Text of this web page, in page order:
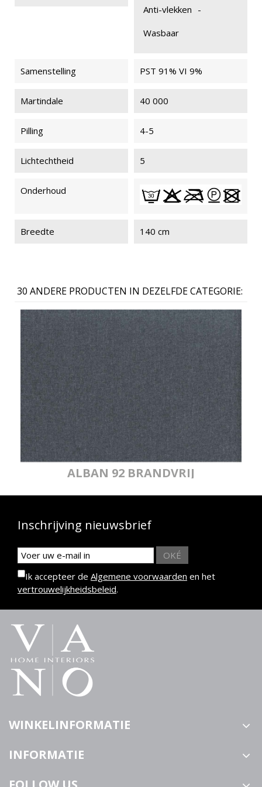
Anti-vlekken -
Wasbaar
Samenstelling PST 91% VI 9%
Martindale 40 000
Pilling 4-5
Lichtechtheid 5
Onderhoud
Breedte 140 cm
30 ANDERE PRODUCTEN IN DEZELFDE CATEGORIE:
ALBAN 92 BRANDVRIJ
Inschrijving nieuwsbrief
OKÉ
Ik accepteer de Algemene voorwaarden en het
vertrouwelijkheidsbeleid.
WINKELINFORMATIE
INFORMATIE